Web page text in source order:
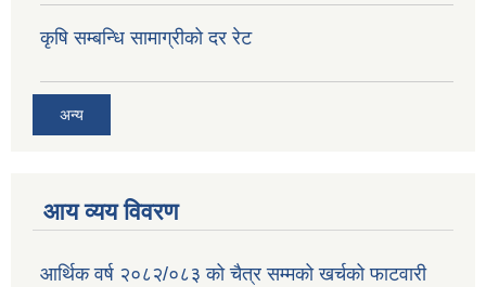
कृषि सम्बन्धि सामाग्रीको दर रेट
अन्य
आय व्यय विवरण
आर्थिक वर्ष २०८२/०८३ को चैत्र सम्मको खर्चको फाटवारी